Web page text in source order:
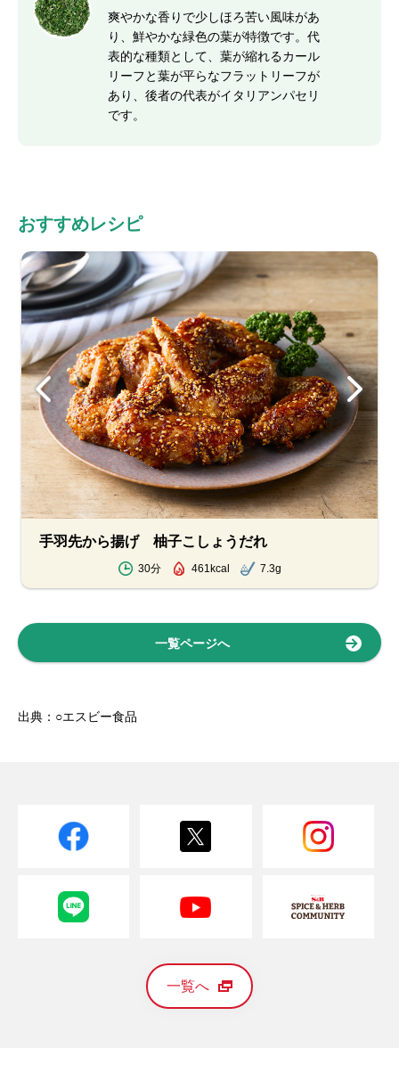
爽やかな香りで少しほろ苦い風味があ
り、鮮やかな緑色の葉が特徴です。代
表的な種類として、葉が縮れるカール
リーフと葉が平らなフラットリーフが
あり、後者の代表がイタリアンパセリ
です。
おすすめレシピ
手羽先から揚げ 柚子こしょうだれ
30分 461kcal 7.3g
一覧ページへ
出典：○エスビー食品
一覧へ